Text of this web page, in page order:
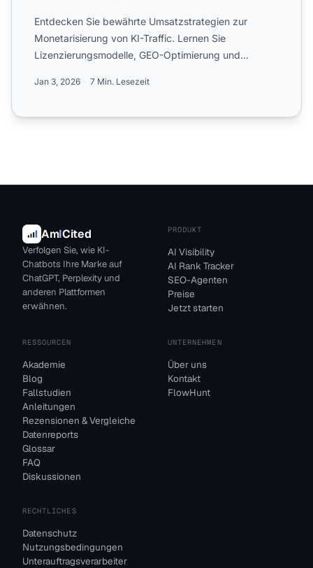
Entdecken Sie bewährte Umsatzstrategien zur
Monetarisierung von KI-Traffic. Lernen Sie
Lizenzierungsmodelle, GEO-Optimierung und
Jan 3, 2026 7 Min. Lesezeit
AmICited
Verfolgen Sie, wie KI-
Chatbots Ihre Marke auf
ChatGPT, Perplexity und
anderen Plattformen
erwähnen.
PRODUKT
AI Visibility
AI Rank Tracker
SEO-Agenten
Preise
Jetzt starten
RESSOURCEN
Akademie
Blog
Fallstudien
Anleitungen
Rezensionen & Vergleiche
Datenreports
Glossar
FAQ
Diskussionen
UNTERNEHMEN
Über uns
Kontakt
FlowHunt
RECHTLICHES
Datenschutz
Nutzungsbedingungen
Unterauftragsverarbeiter